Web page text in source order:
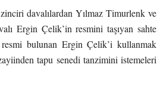
davalılardan Yılmaz Timurlenk ve
Ergin Çelik’in resmini taşıyan sahte
bulunan Ergin Çelik’i kullanmak
tapu senedi tanzimini istemeleri